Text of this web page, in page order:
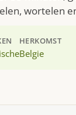
wortelen
HERKOMST
Belgie